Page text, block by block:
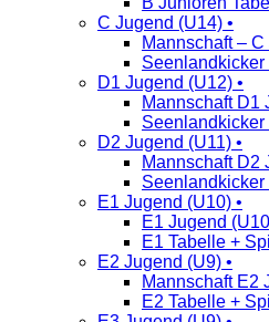
C Jugend (U14) •
Mannschaft –
D1 Jugend (U12) •
Mannschaft D1
D2 Jugend (U11) •
Mannschaft D2
E1 Jugend (U10) •
E1 Jugend
E1 Tabelle +
E2 Jugend (U9) •
Mannschaft E2
E2 Tabelle +